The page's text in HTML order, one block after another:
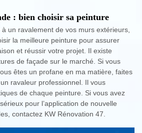
: bien choisir sa peinture
un ravalement de vos murs extérieurs,
la meilleure peinture pour assurer
et réussir votre projet. Il existe
de façade sur le marché. Si vous
êtes un profane en ma matière, faites
ravaleur professionnel. Il vous
de chaque peinture. Si vous avez
pour l’application de nouvelle
contactez KW Rénovation 47.